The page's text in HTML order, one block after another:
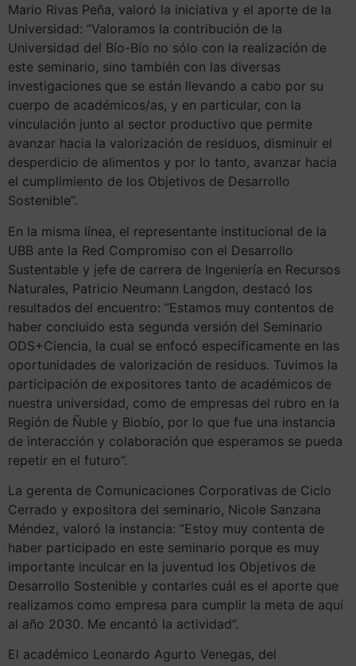
Mario Rivas Peña, valoró la iniciativa y el aporte de la
Universidad: “Valoramos la contribución de la
Universidad del Bío-Bío no sólo con la realización de
este seminario, sino también con las diversas
investigaciones que se están llevando a cabo por su
cuerpo de académicos/as, y en particular, con la
vinculación junto al sector productivo que permite
avanzar hacia la valorización de residuos, disminuir el
desperdicio de alimentos y por lo tanto, avanzar hacia
el cumplimiento de los Objetivos de Desarrollo
Sostenible”.
En la misma línea, el representante institucional de la
UBB ante la Red Compromiso con el Desarrollo
Sustentable y jefe de carrera de Ingeniería en Recursos
Naturales, Patricio Neumann Langdon, destacó los
resultados del encuentro: “Estamos muy contentos de
haber concluido esta segunda versión del Seminario
ODS+Ciencia, la cual se enfocó específicamente en las
oportunidades de valorización de residuos. Tuvimos la
participación de expositores tanto de académicos de
nuestra universidad, como de empresas del rubro en la
Región de Ñuble y Biobío, por lo que fue una instancia
de interacción y colaboración que esperamos se pueda
repetir en el futuro”.
La gerenta de Comunicaciones Corporativas de Ciclo
Cerrado y expositora del seminario, Nicole Sanzana
Méndez, valoró la instancia: “Estoy muy contenta de
haber participado en este seminario porque es muy
importante inculcar en la juventud los Objetivos de
Desarrollo Sostenible y contarles cuál es el aporte que
realizamos como empresa para cumplir la meta de aquí
al año 2030. Me encantó la actividad”.
El académico Leonardo Agurto Venegas, del